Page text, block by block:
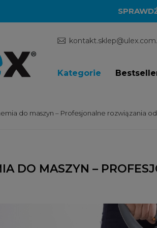
Kategorie
do maszyn – Profesjonalne rozwiązania
DO MASZYN –